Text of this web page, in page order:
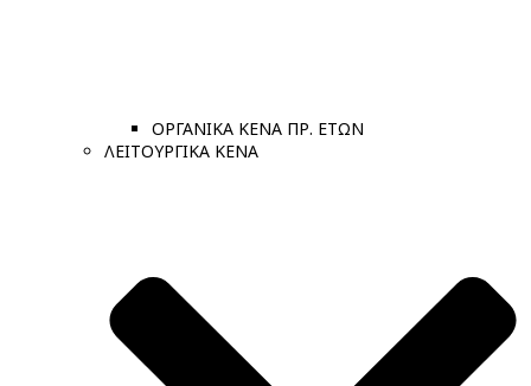
ΟΡΓΑΝΙΚΑ ΚΕΝΑ ΠΡ. ΕΤΩΝ
ΛΕΙΤΟΥΡΓΙΚΑ ΚΕΝΑ